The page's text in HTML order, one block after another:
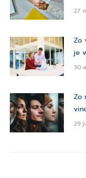
27
Zo
je
30
Zo
29